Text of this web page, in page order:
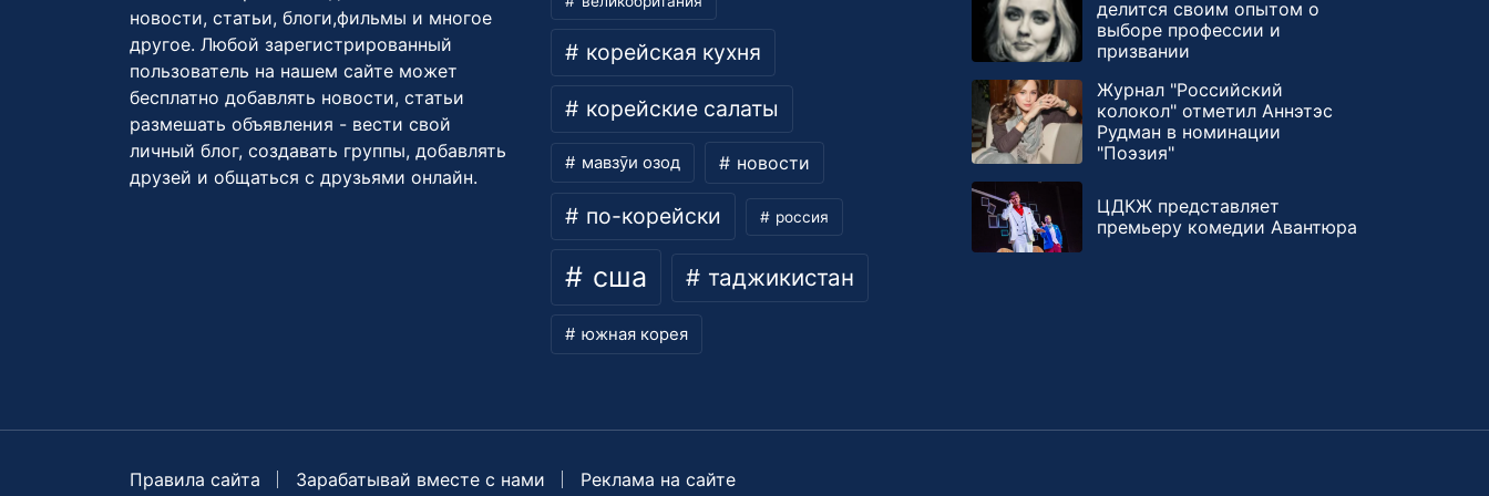
новости, статьи, блоги,фильмы и многое
другое. Любой зарегистрированный
пользователь на нашем сайте может
бесплатно добавлять новости, статьи
размешать объявления - вести свой
личный блог, создавать группы, добавлять
друзей и общаться с друзьями онлайн.
корейская кухня
корейские салаты
мавзӯи озод новости
по-корейски россия
сша таджикистан
южная корея
делится своим опытом о
выборе профессии и
призвании
Журнал "Российский
колокол" отметил Аннэтэс
Рудман в номинации
"Поэзия"
ЦДКЖ представляет
премьеру комедии Авантюра
Правила сайта Зарабатывай вместе с нами Реклама на сайте